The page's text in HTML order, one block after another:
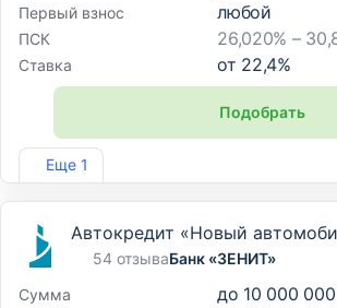
Еще 1
Первый взнос любой
ПСК 26,020% –
Ставка от 22,4%
Подобрать
Лиц. №1329
Автокредит «Новый
54 отзываБанк «ЗЕНИТ»
Сумма
до 10 000